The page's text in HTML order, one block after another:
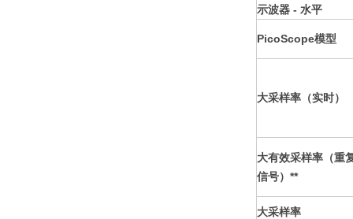
示波器 - 水平
PicoScope模型
大采样率（实时）
大有效采样率（重
信号）**
大采样率